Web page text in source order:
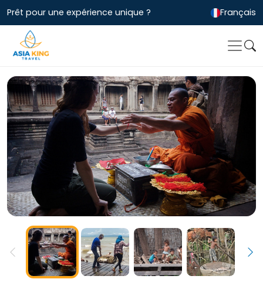
Prêt pour une expérience unique ? Français